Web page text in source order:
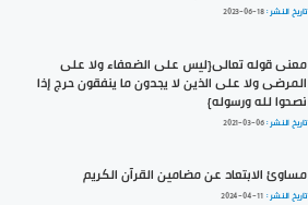
تاريخ النشر :2023-06-18
معنى قوله تعالى{ليس على الضعفاء ولا على
المرضى ولا على الذين لا يجدون ما ينفقون حرج إذا
نصحوا لله ورسوله}
تاريخ النشر :2021-03-06
مساوئ الابتعاد عن مضامين القرآن الكريم
تاريخ النشر : 2024-04-11